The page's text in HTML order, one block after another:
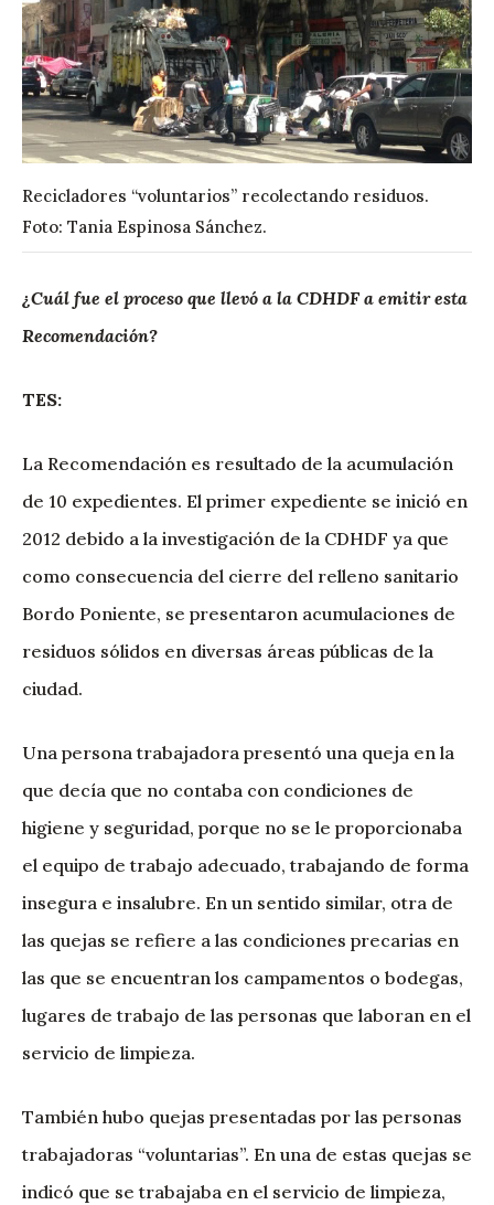
Recicladores “voluntarios” recolectando residuos.
Foto: Tania Espinosa Sánchez.
¿Cuál fue el proceso que llevó a la CDHDF a emitir esta
Recomendación?
TES:
La Recomendación es resultado de la acumulación
de 10 expedientes. El primer expediente se inició en
2012 debido a la investigación de la CDHDF ya que
como consecuencia del cierre del relleno sanitario
Bordo Poniente, se presentaron acumulaciones de
residuos sólidos en diversas áreas públicas de la
ciudad.
Una persona trabajadora presentó una queja en la
que decía que no contaba con condiciones de
higiene y seguridad, porque no se le proporcionaba
el equipo de trabajo adecuado, trabajando de forma
insegura e insalubre. En un sentido similar, otra de
las quejas se refiere a las condiciones precarias en
las que se encuentran los campamentos o bodegas,
lugares de trabajo de las personas que laboran en el
servicio de limpieza.
También hubo quejas presentadas por las personas
trabajadoras “voluntarias”. En una de estas quejas se
indicó que se trabajaba en el servicio de limpieza,